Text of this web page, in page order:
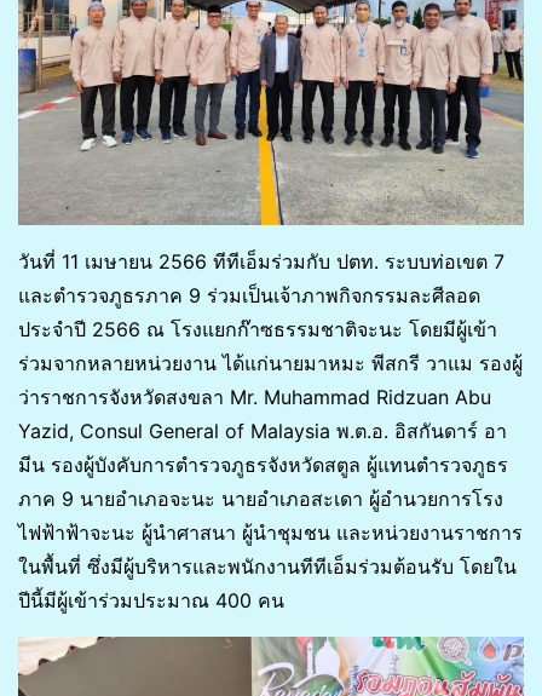
วันที่ 11 เมษายน 2566 ทีทีเอ็มร่วมกับ ปตท. ระบบท่อเขต 7
และตำรวจภูธรภาค 9 ร่วมเป็นเจ้าภาพกิจกรรมละศีลอด
ประจำปี 2566 ณ โรงแยกก๊าซธรรมชาติจะนะ โดยมีผู้เข้า
ร่วมจากหลายหน่วยงาน ได้แก่นายมาหมะ พีสกรี วาแม รองผู้
ว่าราชการจังหวัดสงขลา Mr. Muhammad Ridzuan Abu
Yazid, Consul General of Malaysia พ.ต.อ. อิสกันดาร์ อา
มีน รองผู้บังคับการตำรวจภูธรจังหวัดสตูล ผู้แทนตำรวจภูธร
ภาค 9 นายอำเภอจะนะ นายอำเภอสะเดา ผู้อำนวยการโรง
ไฟฟ้าฟ้าจะนะ ผู้นำศาสนา ผู้นำชุมชน และหน่วยงานราชการ
ในพื้นที่ ซึ่งมีผู้บริหารและพนักงานทีทีเอ็มร่วมต้อนรับ โดยใน
ปีนี้มีผู้เข้าร่วมประมาณ 400 คน